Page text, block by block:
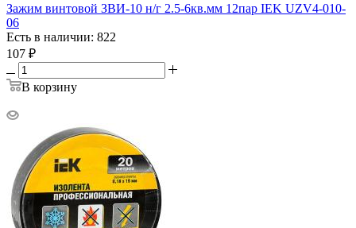
Зажим винтовой ЗВИ-10 н/г 2.5-6кв.мм 12пар IEK UZV4-010-
06
Есть в наличии: 822
107 ₽
В корзину